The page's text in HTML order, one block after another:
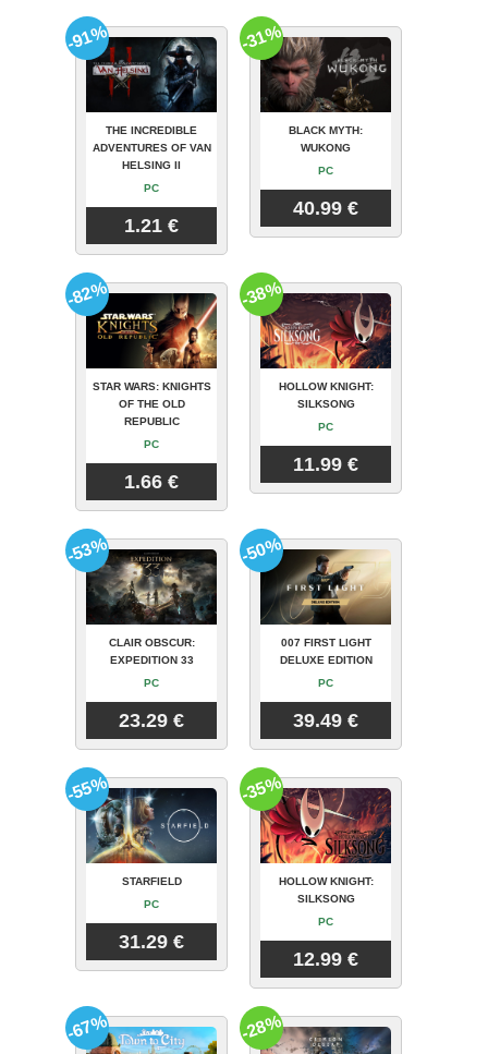
THE INCREDIBLE
ADVENTURES OF VAN
HELSING II
PC
1.21 €
-91%
BLACK MYTH:
WUKONG
PC
40.99 €
-31%
STAR WARS: KNIGHTS
OF THE OLD
REPUBLIC
PC
1.66 €
-82%
HOLLOW KNIGHT:
SILKSONG
PC
11.99 €
-38%
CLAIR OBSCUR:
EXPEDITION 33
PC
23.29 €
-53%
007 FIRST LIGHT
DELUXE EDITION
PC
39.49 €
-50%
STARFIELD
PC
31.29 €
-55%
HOLLOW KNIGHT:
SILKSONG
PC
12.99 €
-35%
-67% -28%